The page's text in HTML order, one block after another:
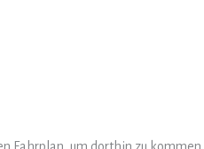
Fahrplan, um dorthin zu kommen.